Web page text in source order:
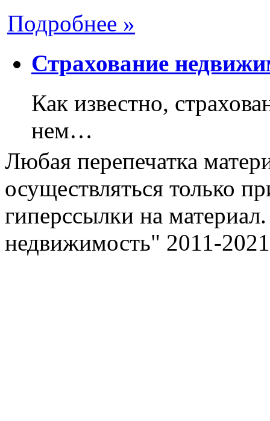
Подробнее »
Страхование
Как известно,
нем…
Любая перепечатка
осуществляться только
гиперссылки на
недвижимость" 2011-